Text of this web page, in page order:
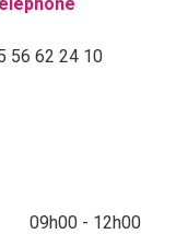
56 62 24 10
09h00 - 12h00